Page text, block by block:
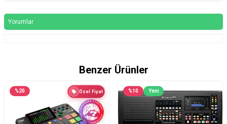
Yorumlar
Benzer Ürünler
%20 Özel Fiyat %10 Yeni